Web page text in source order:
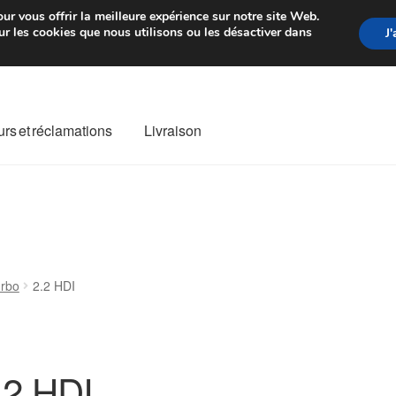
de 7 EUR Du lundi au
et réclamations Livraison
2.2 HDI
vous offrir la meilleure expérience sur notre site Web.
les cookies que nous utilisons ou les désactiver dans